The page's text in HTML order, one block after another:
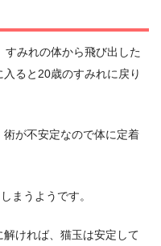
みれの体から飛び出した
ると20歳のすみれに戻り
が不安定なので体に定着
まうようです。
ければ、猫玉は安定して